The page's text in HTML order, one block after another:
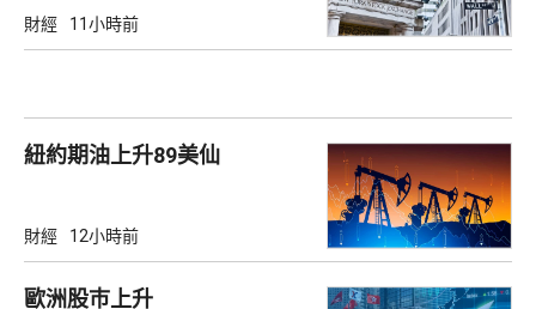
財經 11小時前
紐約期油上升89美仙
財經 12小時前
歐洲股巿上升